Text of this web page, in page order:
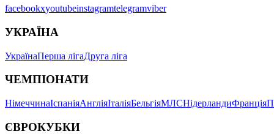
facebookxyoutubeinstagramtelegramviber
УКРАЇНА
УкраїнаПерша лігаДруга ліга
ЧЕМПІОНАТИ
НімеччинаІспаніяАнгліяІталіяБельгіяМЛСНідерландиФранція
ЄВРОКУБКИ